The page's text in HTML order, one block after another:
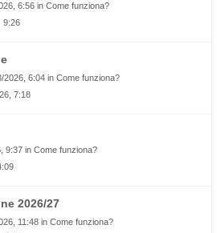
6:56 in Come funziona?
9:26
2026, 6:04 in Come funziona?
7:18
9:37 in Come funziona?
2026/27
11:48 in Come funziona?